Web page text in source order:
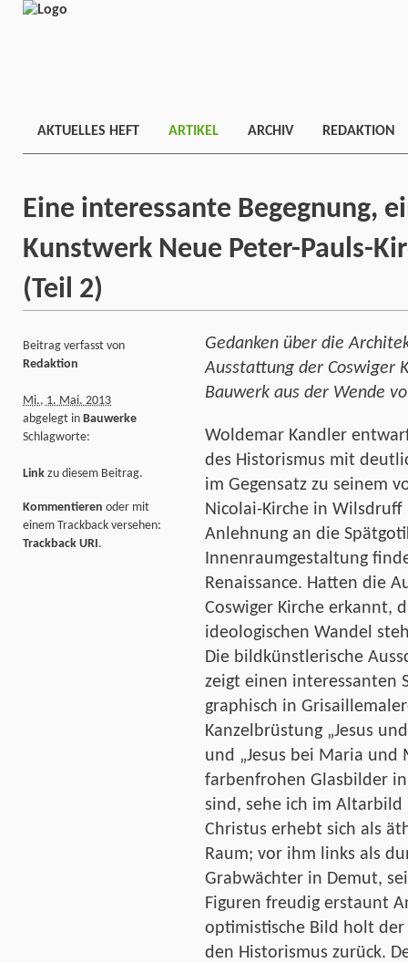
AKTUELLES HEFT ARTIKEL ARCHIV REDAKTION
Eine interessante Begegnung,
Kunstwerk Neue Peter-Pauls-
(Teil 2)
Gedanken über die
Ausstattung der Coswiger
Bauwerk aus der Wende
Woldemar Kandler
des Historismus mit
im Gegensatz zu seinem
Nicolai-Kirche in
Anlehnung an die
Innenraumgestaltung
Renaissance. Hatten die
Coswiger Kirche erkannt,
ideologischen Wandel
Die bildkünstlerische
zeigt einen interessanten
graphisch in
Kanzelbrüstung „Jesus
und „Jesus bei Maria und
farbenfrohen Glasbilder
sind, sehe ich im Altarbild
Christus erhebt sich als
Raum; vor ihm links als
Grabwächter in Demut,
Figuren freudig erstaunt
optimistische Bild holt der
den Historismus zurück.
Beitrag verfasst von
Redaktion
Mi., 1. Mai. 2013
abgelegt in Bauwerke
Schlagworte:
Link zu diesem Beitrag.
Kommentieren oder mit
einem Trackback versehen:
Trackback URI.